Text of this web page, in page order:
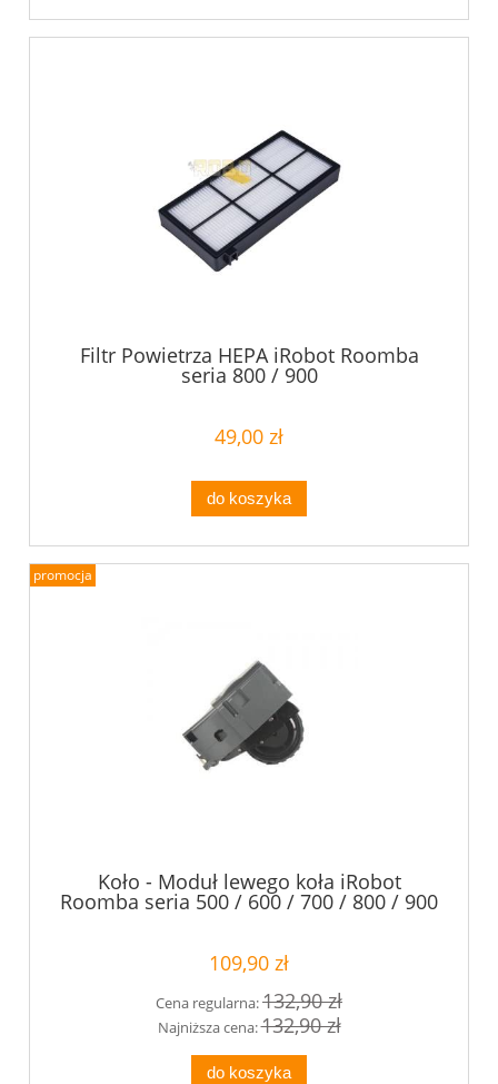
Filtr Powietrza HEPA iRobot Roomba
seria 800 / 900
49,00 zł
do koszyka
Koło - Moduł lewego koła iRobot
Roomba seria 500 / 600 / 700 / 800 / 900
109,90 zł
Cena regularna:132,90 zł
Najniższa cena:132,90 zł
do koszyka
promocja